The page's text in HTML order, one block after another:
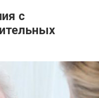
с